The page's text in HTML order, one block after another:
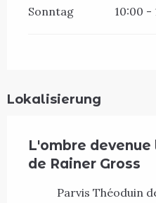
Sonntag 10:00 -
Lokalisierung
L'ombre
de Rainer Gross
Parvis Théoduin